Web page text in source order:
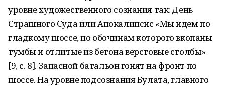
уровне художественного сознания так: День
Страшного Суда или Апокалипсис «Мы идем по
гладкому шоссе, по обочинам которого вкопаны
тумбы и отлитые из бетона верстовые столбы»
[9, с. 8]. Запасной батальон гонят на фронт по
шоссе. На уровне подсознания Булата, главного